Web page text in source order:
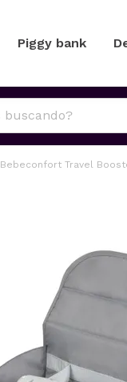
Piggy bank
Bebeconfort Travel